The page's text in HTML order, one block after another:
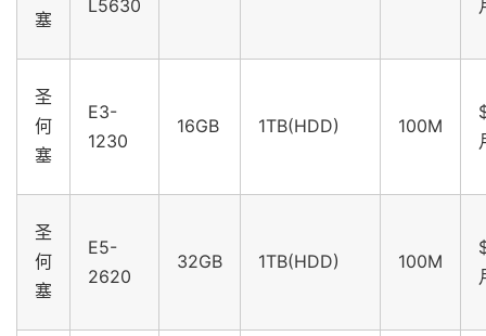
塞
L5630
圣
何
塞
E3-
1230
16GB 1TB(HDD) 100M
圣
何
塞
E5-
2620
32GB 1TB(HDD) 100M